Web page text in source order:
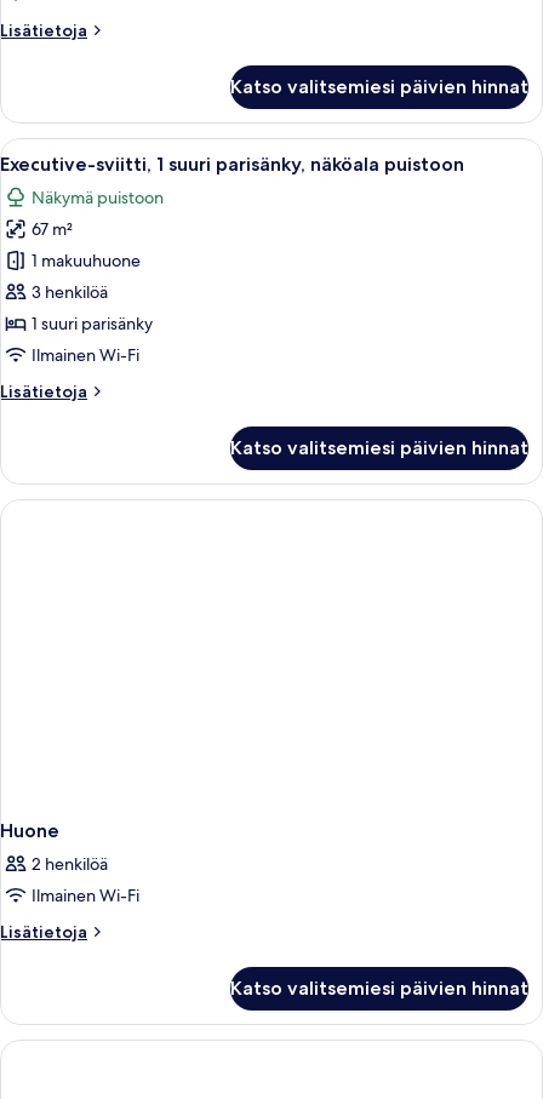
kuvat
Lisätietoja
Lisätietoja
suuri
parisänky,
näköala
Katso valitsemiesi päivien hinnat
Avaa
kaikki
huonetyypin
Executive-
sviitti,
1
suuri
parisänky,
puistoon
Hotellihuone, jossa on suuri sänky,
4
Executive-sviitti, 1 suuri parisänky, näköala puistoon
Näkymä puistoon
67 m²
1 makuuhuone
3 henkilöä
1 suuri parisänky
Ilmainen Wi-Fi
Lisätietoja
Lisätietoja
1
suuri
parisänky,
Katso valitsemiesi päivien hinnat
Huone
2 henkilöä
Ilmainen Wi-Fi
Lisätietoja
Lisätietoja
Katso valitsemiesi päivien hinnat